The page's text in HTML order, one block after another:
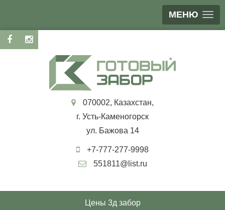
МЕНЮ
070002, Казахстан,
г. Усть-Каменогорск
ул. Бажова 14
+7-777-277-9998
551811@list.ru
Цены 3д забор